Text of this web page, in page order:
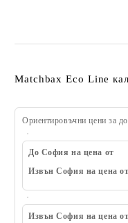
Matchbax Eco Line
Ориентировъчни цени за
До София на цена от
Извън София на цена от
Извън София на цена от